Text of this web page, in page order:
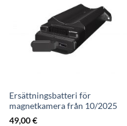
Ersättningsbatteri för
magnetkamera från 10/2025
49,00€